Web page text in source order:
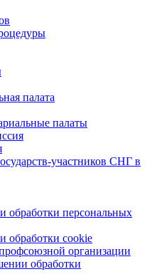
палата
палаты
участников СНГ в
обработки персональных
обработки cookie
организации
обработки